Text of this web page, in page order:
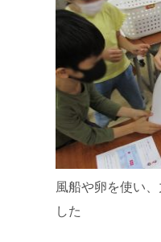
風船や卵を使い
した